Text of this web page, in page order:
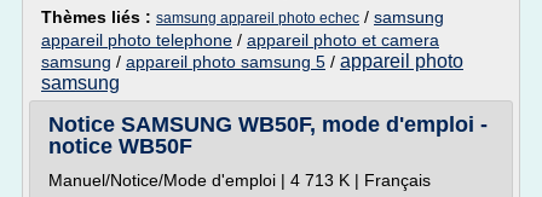
Thèmes liés : samsung appareil photo echec / samsung
appareil photo telephone / appareil photo et camera
samsung / appareil photo samsung 5 / appareil photo
samsung
Notice SAMSUNG WB50F, mode d'emploi -
notice WB50F
Manuel/Notice/Mode d'emploi | 4 713 K | Français